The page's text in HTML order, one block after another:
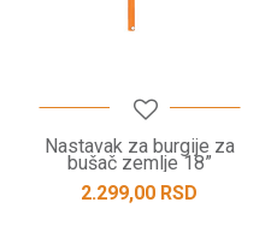
Nastavak za burgije za
bušač zemlje 18”
2.299,00 RSD